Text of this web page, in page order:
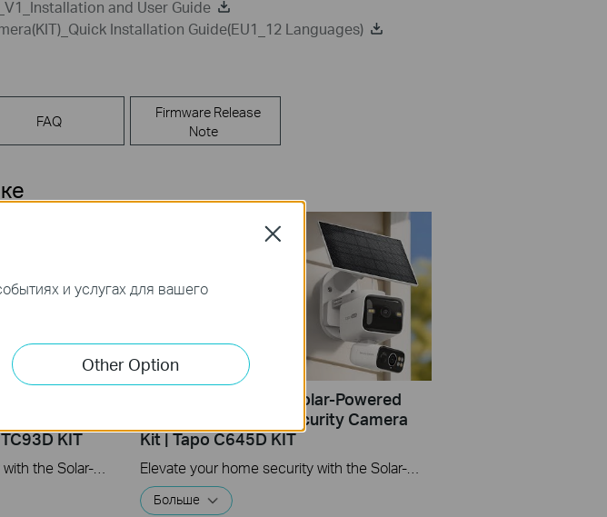
and User Guide
Installation Guide(EU1_12 Languages)
FAQ
Firmware Release
Note
KIT
How to Set Up Your Solar-Powered
Dual-Lens Pan/Tilt Security Camera
Kit | Tapo C645D KIT
Больше
и услугах для вашего
Other Option
Close